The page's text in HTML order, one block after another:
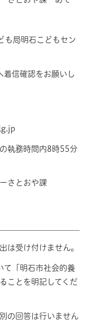
局明石こどもセン
信確認をお願いし
務時間内8時55分
さとおや課
受け付けません。
「明石市社会的養
ことを明記してくだ
回答は行いません